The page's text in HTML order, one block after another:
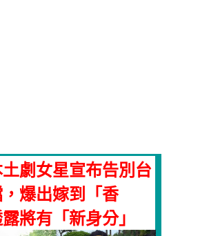
劇女星宣布告別台
爆出嫁到「香
將有「新身分」